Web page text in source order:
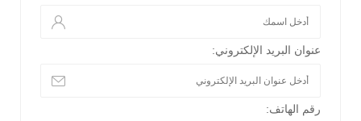
عنوان البريد الإلكتروني:
رقم الهاتف: